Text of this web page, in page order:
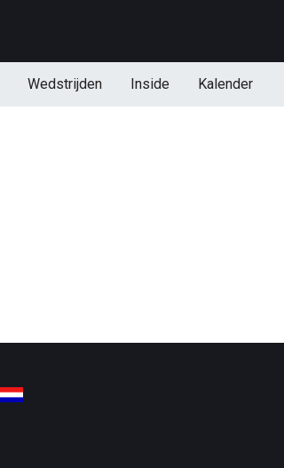
Wedstrijden Inside Kalender